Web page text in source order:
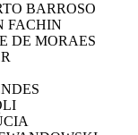
BARROSO
FACHIN
DE MORAES